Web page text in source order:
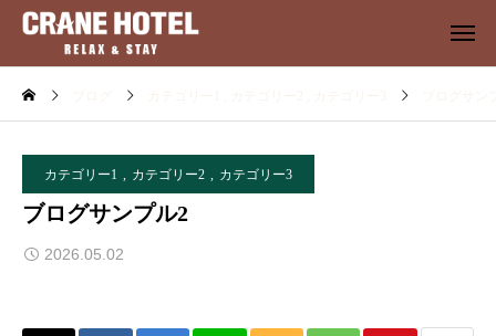
カテゴリー1 カテゴリー2 カテゴリー3
ブログサンプル2
2026.05.02